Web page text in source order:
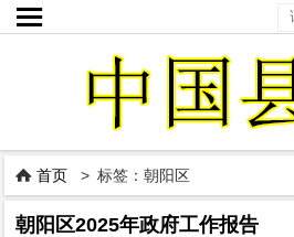

 首页 > 标签：朝阳区
朝阳区2025年政府工作报告